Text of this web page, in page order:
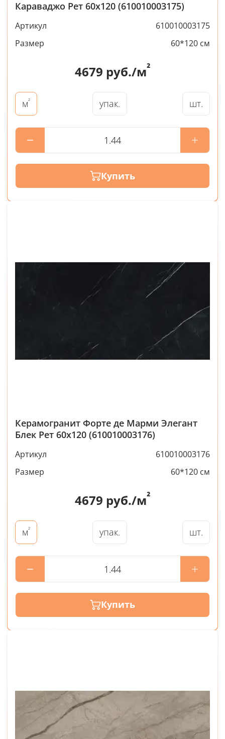
Караваджо Рет 60x120 (610010003175)
Артикул
610010003175
Размер
60*120 см
4679 руб./м²
м² упак. шт.
Купить
Керамогранит Форте де Марми Элегант
Блек Рет 60x120 (610010003176)
Артикул
610010003176
Размер
60*120 см
4679 руб./м²
м² упак. шт.
Купить